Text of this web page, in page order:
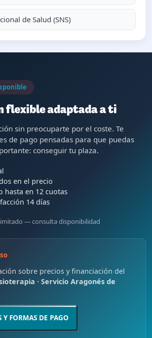
de Salud (SNS)
flexible adaptada a ti
sin preocuparte por el coste. Te
de pago pensadas para que puedas
conseguir tu plaza.
en el precio
hasta en 12 cuotas
14 días
— consulta disponibilidad
sobre precios y financiación del
· Servicio Aragonés de
Y FORMAS DE PAGO